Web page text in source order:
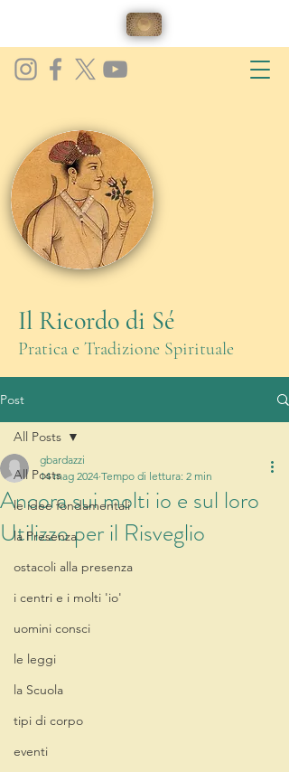
Il Ricordo di Sé
Pratica e Tradizione Spirituale
Post
All Posts
le idee fondamentali
la Presenza
ostacoli alla presenza
i centri e i molti 'io'
uomini consci
le leggi
la Scuola
tipi di corpo
eventi
All Posts
Ancora sui molti io e sul loro
Utilizzo per il Risveglio
gbardazzi
14 mag 2024 Tempo di lettura: 2 min